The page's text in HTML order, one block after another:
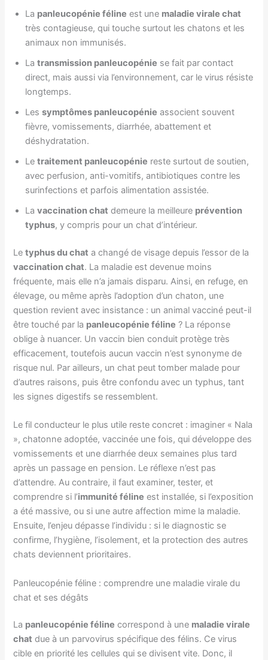
La panleucopénie féline est une maladie virale chat
très contagieuse, qui touche surtout les chatons et les
animaux non immunisés.
Latransmission panleucopénie se fait par contact
direct, mais aussi via l’environnement, car le virus résiste
longtemps.
Lessymptômes panleucopénie associent souvent
fièvre, vomissements, diarrhée, abattement et
déshydratation.
Letraitement panleucopénie reste surtout de soutien,
avec perfusion, anti-vomitifs, antibiotiques contre les
surinfections et parfois alimentation assistée.
Lavaccination chat demeure la meilleure prévention
typhus, y compris pour un chat d’intérieur.
Letyphus du chat a changé de visage depuis l’essor de la
vaccination chat. La maladie est devenue moins
fréquente, mais elle n’a jamais disparu. Ainsi, en refuge, en
élevage, ou même après l’adoption d’un chaton, une
question revient avec insistance : un animal vacciné peut-il
être touché par la panleucopénie féline ? La réponse
oblige à nuancer. Un vaccin bien conduit protège très
efficacement, toutefois aucun vaccin n’est synonyme de
risque nul. Par ailleurs, un chat peut tomber malade pour
d’autres raisons, puis être confondu avec un typhus, tant
les signes digestifs se ressemblent.
Le fil conducteur le plus utile reste concret : imaginer « Nala
», chatonne adoptée, vaccinée une fois, qui développe des
vomissements et une diarrhée deux semaines plus tard
après un passage en pension. Le réflexe n’est pas
d’attendre. Au contraire, il faut examiner, tester, et
comprendre si l’immunité féline est installée, si l’exposition
a été massive, ou si une autre affection mime la maladie.
Ensuite, l’enjeu dépasse l’individu : si le diagnostic se
confirme, l’hygiène, l’isolement, et la protection des autres
chats deviennent prioritaires.
Panleucopénie féline : comprendre une maladie virale du
chat et ses dégâts
La panleucopénie féline correspond à une maladie virale
chat due à un parvovirus spécifique des félins. Ce virus
cible en priorité les cellules qui se divisent vite. Donc, il